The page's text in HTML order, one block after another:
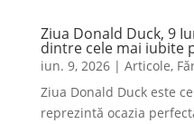
Ziua Donald Duck, 9
dintre cele mai iubite
iun. 9, 2026| Articole,
Ziua Donald Duck este
reprezintă ocazia